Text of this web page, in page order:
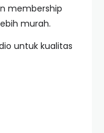
membership
murah.
untuk kualitas